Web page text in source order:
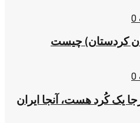
0
کردستان) چیست
0
یک کُرد هست، آنجا ایران